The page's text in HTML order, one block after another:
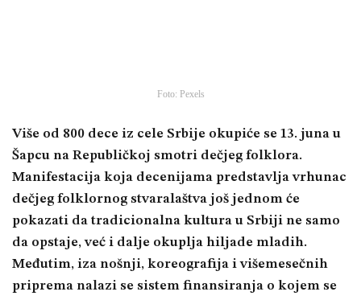
Foto: Pexels
Više od 800 dece iz cele Srbije okupiće se 13. juna u
Šapcu na Republičkoj smotri dečjeg folklora.
Manifestacija koja decenijama predstavlja vrhunac
dečjeg folklornog stvaralaštva još jednom će
pokazati da tradicionalna kultura u Srbiji ne samo
da opstaje, već i dalje okuplja hiljade mladih.
Međutim, iza nošnji, koreografija i višemesečnih
priprema nalazi se sistem finansiranja o kojem se